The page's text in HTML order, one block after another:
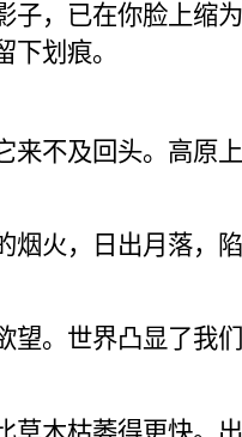
子，已在你脸上缩
划痕。
来不及回头。高原
烟火，日出月落，
望。世界凸显了我